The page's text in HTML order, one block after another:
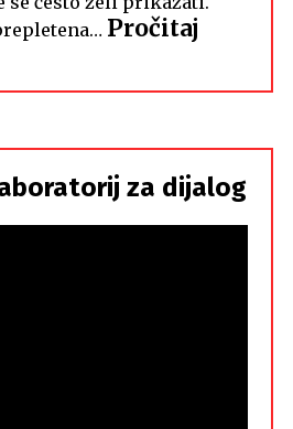
Pročitaj
za dijalog